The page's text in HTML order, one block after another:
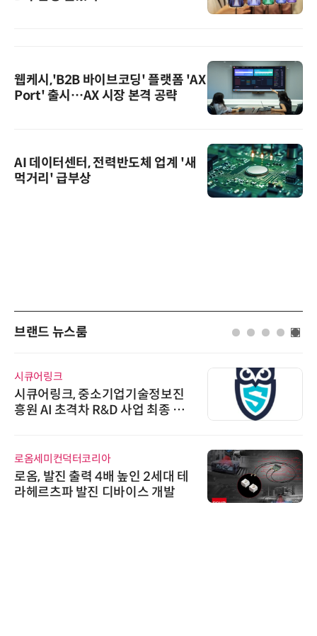
웹케시,'B2B 바이브코딩' 플랫폼 'AX
Port' 출시…AX 시장 본격 공략
AI 데이터센터, 전력반도체 업계 '새
먹거리' 급부상
브랜드 뉴스룸
시큐어링크
시큐어링크, 중소기업기술정보진
흥원 AI 초격차 R&D 사업 최종 선
로옴세미컨덕터코리아
로옴, 발진 출력 4배 높인 2세대 테
라헤르츠파 발진 디바이스 개발